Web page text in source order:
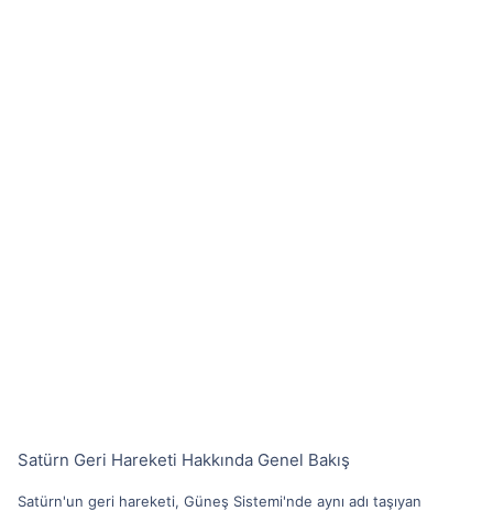
Satürn Geri Hareketi Hakkında Genel Bakış
Satürn'un geri hareketi, Güneş Sistemi'nde aynı adı taşıyan